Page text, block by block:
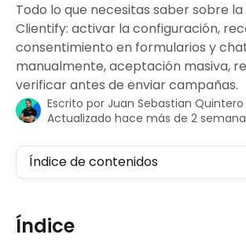
Todo lo que necesitas saber sobre la
Clientify: activar la configuración,
consentimiento en formularios y
manualmente, aceptación masiva,
verificar antes de enviar campañas.
Escrito por Juan Sebastian Quintero
Actualizado hace más de 2
Índice de contenidos
Índice